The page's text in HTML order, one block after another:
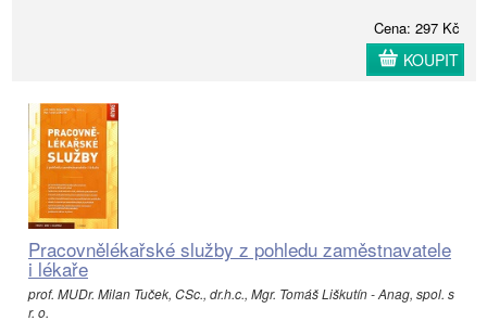
Cena: 297 Kč
KOUPIT
Pracovnělékařské služby z pohledu zaměstnavatele
i lékaře
prof. MUDr. Milan Tuček, CSc., dr.h.c., Mgr. Tomáš Liškutín - Anag, spol. s
r. o.